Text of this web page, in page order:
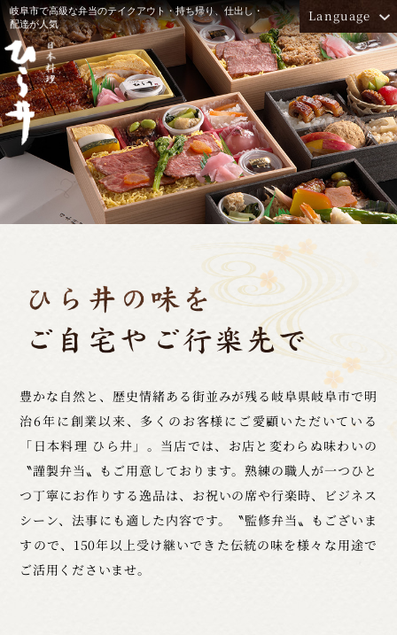
岐阜市で高級な弁当のテイクアウト・持ち帰り、仕出し・
配達が人気
ホーム
ご挨拶
昼席
夜席
お祝い・慶事
お顔合わせ
法事・法要
お部屋のご紹介
観光の方へ
観光業者さまへ
店舗情報
お取り寄せ
仕出し弁当
Language
豊かな自然と、歴史情緒ある街並みが残る岐阜県岐阜市で明
治6年に創業以来、多くのお客様にご愛顧いただいている
「日本料理 ひら井」。当店では、お店と変わらぬ味わいの
〝謹製弁当〟もご用意しております。熟練の職人が一つひと
つ丁寧にお作りする逸品は、お祝いの席や行楽時、ビジネス
シーン、法事にも適した内容です。〝監修弁当〟もございま
すので、150年以上受け継いできた伝統の味を様々な用途で
ご活用くださいませ。